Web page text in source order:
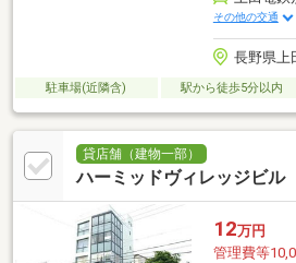
その他の交通
長野県上
駐車場(近隣含) 駅から徒歩5分以内
貸店舗（建物一部）
ハーミッドヴィレッジビル
12万円
管理費等